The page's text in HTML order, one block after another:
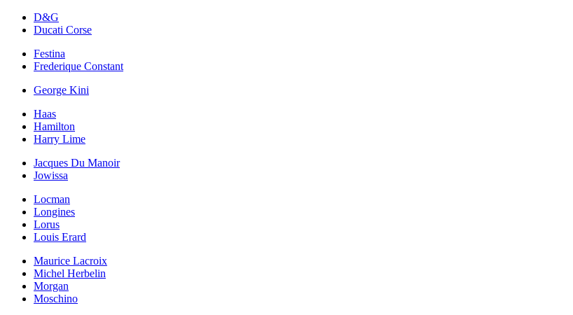
D&G
Ducati Corse
Festina
Frederique Constant
George Kini
Haas
Hamilton
Harry Lime
Jacques Du Manoir
Jowissa
Locman
Longines
Lorus
Louis Erard
Maurice Lacroix
Michel Herbelin
Morgan
Moschino